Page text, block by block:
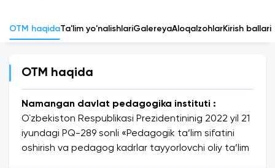
OTM haqidaTa'lim yo'nalishlariGalereyaAloqa IzohlarKirish ballari
OTM haqida
Namangan davlat pedagogika instituti :
O`zbekiston Respublikasi Prezidentininig 2022 yil 21
iyundagi PQ-289 sonli «Pedagogik ta’lim sifatini
oshirish va pedagog kadrlar tayyorlovchi oliy ta’lim